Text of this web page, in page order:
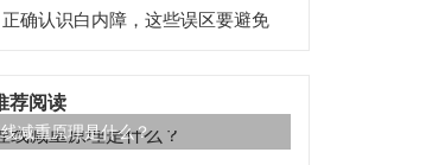
正确认识白内障，这些误区要避免
荐阅读
减重原理是什么？